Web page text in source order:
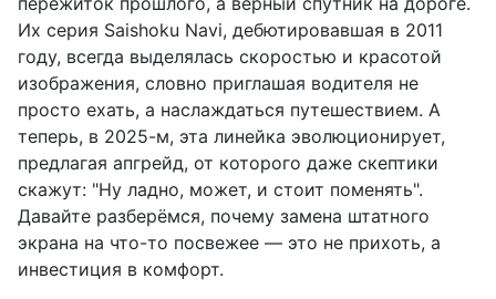
Их серия Saishoku Navi, дебютировавшая в 2011
году, всегда выделялась скоростью и красотой
изображения, словно приглашая водителя не
просто ехать, а наслаждаться путешествием. А
теперь, в 2025-м, эта линейка эволюционирует,
предлагая апгрейд, от которого даже скептики
скажут: "Ну ладно, может, и стоит поменять".
Давайте разберёмся, почему замена штатного
экрана на что-то посвежее — это не прихоть, а
инвестиция в комфорт.